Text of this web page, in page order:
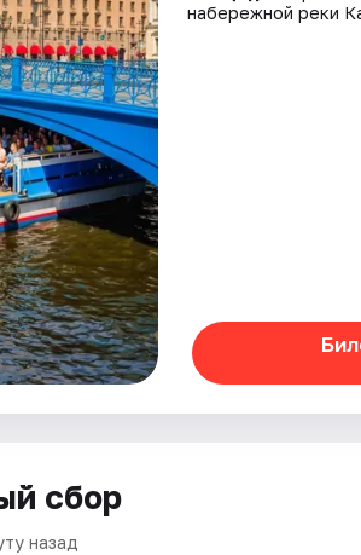
набережной реки
сбор
назад